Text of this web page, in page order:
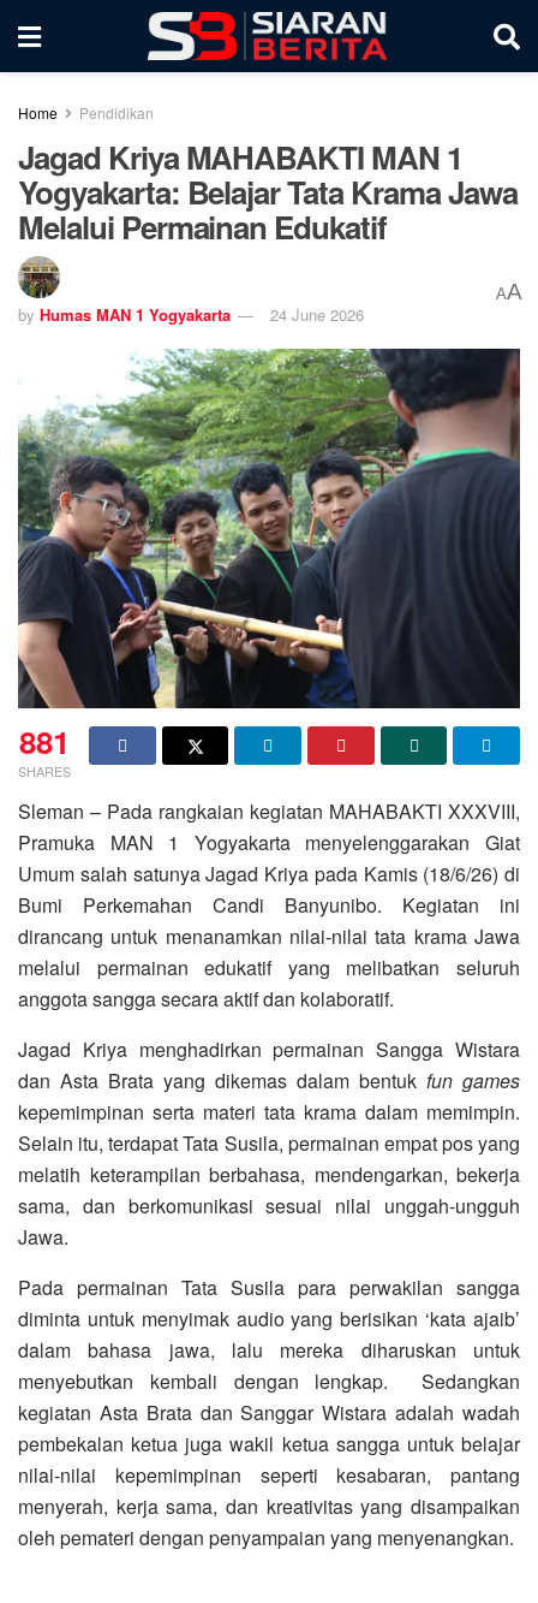
Home Pendidikan
Jagad Kriya MAHABAKTI MAN 1
Yogyakarta: Belajar Tata Krama Jawa
Melalui Permainan Edukatif
by Humas MAN 1 Yogyakarta 24 June 2026
AA
881
SHARES
Sleman – Pada rangkaian kegiatan MAHABAKTI XXXVIII,
Pramuka MAN 1 Yogyakarta menyelenggarakan Giat
Umum salah satunya Jagad Kriya pada Kamis (18/6/26) di
Bumi Perkemahan Candi Banyunibo. Kegiatan ini
dirancang untuk menanamkan nilai-nilai tata krama Jawa
melalui permainan edukatif yang melibatkan seluruh
anggota sangga secara aktif dan kolaboratif.
Jagad Kriya menghadirkan permainan Sangga Wistara
dan Asta Brata yang dikemas dalam bentuk fun games
kepemimpinan serta materi tata krama dalam memimpin.
Selain itu, terdapat Tata Susila, permainan empat pos yang
melatih keterampilan berbahasa, mendengarkan, bekerja
sama, dan berkomunikasi sesuai nilai unggah-ungguh
Jawa.
Pada permainan Tata Susila para perwakilan sangga
diminta untuk menyimak audio yang berisikan ‘kata ajaib’
dalam bahasa jawa, lalu mereka diharuskan untuk
menyebutkan kembali dengan lengkap. Sedangkan
kegiatan Asta Brata dan Sanggar Wistara adalah wadah
pembekalan ketua juga wakil ketua sangga untuk belajar
nilai-nilai kepemimpinan seperti kesabaran, pantang
menyerah, kerja sama, dan kreativitas yang disampaikan
oleh pemateri dengan penyampaian yang menyenangkan.